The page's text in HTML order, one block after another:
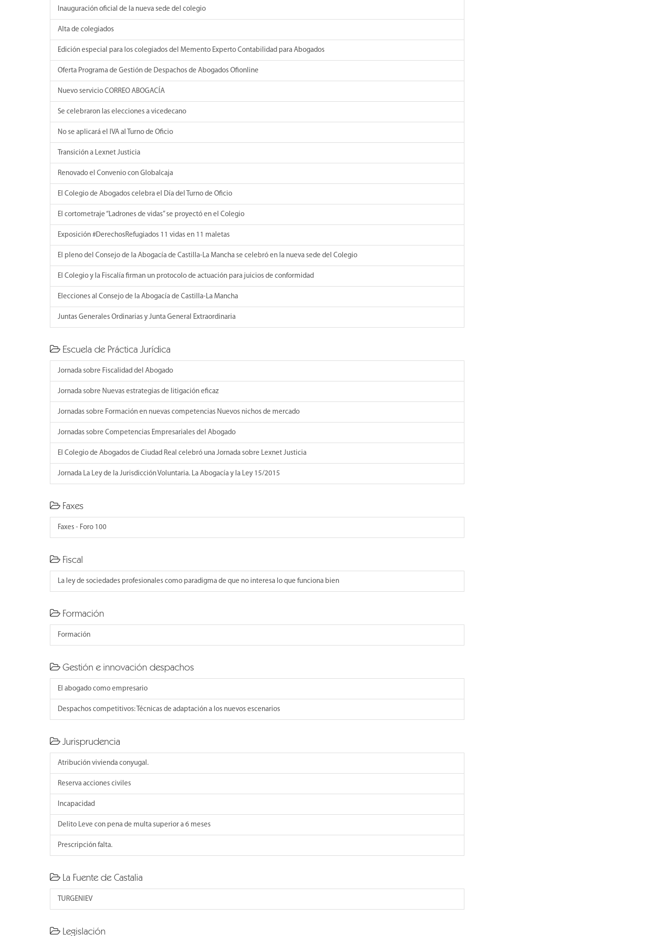
Inauguración oficial de la nueva sede del colegio
Alta de colegiados
Edición especial para los colegiados del Memento Experto Contabilidad para Abogados
Oferta Programa de Gestión de Despachos de Abogados Ofionline
Nuevo servicio CORREO ABOGACÍA
Se celebraron las elecciones a vicedecano
No se aplicará el IVA al Turno de Oficio
Transición a Lexnet Justicia
Renovado el Convenio con Globalcaja
El Colegio de Abogados celebra el Día del Turno de Oficio
El cortometraje “Ladrones de vidas” se proyectó en el Colegio
Exposición #DerechosRefugiados 11 vidas en 11 maletas
El pleno del Consejo de la Abogacía de Castilla-La Mancha se celebró en la nueva sede del Colegio
El Colegio y la Fiscalía firman un protocolo de actuación para juicios de conformidad
Elecciones al Consejo de la Abogacía de Castilla-La Mancha
Juntas Generales Ordinarias y Junta General Extraordinaria
Escuela de Práctica Jurídica
Jornada sobre Fiscalidad del Abogado
Jornada sobre Nuevas estrategias de litigación eficaz
Jornadas sobre Formación en nuevas competencias Nuevos nichos de mercado
Jornadas sobre Competencias Empresariales del Abogado
El Colegio de Abogados de Ciudad Real celebró una Jornada sobre Lexnet Justicia
Jornada La Ley de la Jurisdicción Voluntaria. La Abogacía y la Ley 15/2015
Faxes
Faxes - Foro 100
Fiscal
La ley de sociedades profesionales como paradigma de que no interesa lo que funciona bien
Formación
Formación
Gestión e innovación despachos
El abogado como empresario
Despachos competitivos: Técnicas de adaptación a los nuevos escenarios
Jurisprudencia
Atribución vivienda conyugal.
Reserva acciones civiles
Incapacidad
Delito Leve con pena de multa superior a 6 meses
Prescripción falta.
La Fuente de Castalia
TURGENIEV
Legislación